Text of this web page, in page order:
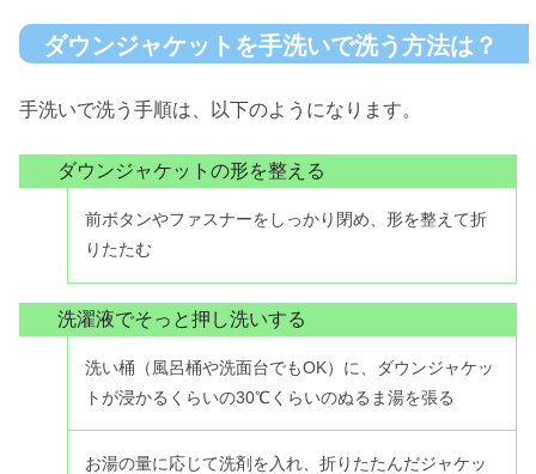
ダウンジャケットを手洗いで洗う方法は？
手洗いで洗う手順は、以下のようになります。
ダウンジャケットの形を整える
前ボタンやファスナーをしっかり閉め、形を整えて折
りたたむ
洗濯液でそっと押し洗いする
洗い桶（風呂桶や洗面台でもOK）に、ダウンジャケッ
トが浸かるくらいの30℃くらいのぬるま湯を張る
お湯の量に応じて洗剤を入れ、折りたたんだジャケッ